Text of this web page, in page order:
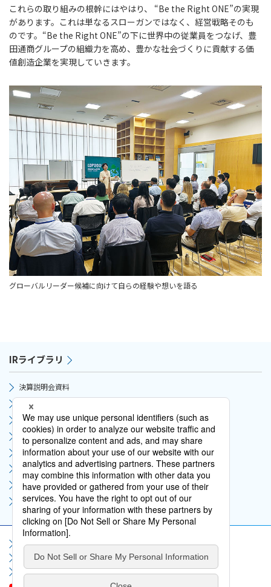
これらの取り組みの根幹にはやはり、 “Be the Right ONE”の実現
があります。これは単なるスローガンではなく、経営戦略そのも
のです。“Be the Right ONE”の下に世界中の従業員をつなげ、豊
田通商グループの組織力を高め、豊かな社会づくりに貢献する価
値創造企業を実現していきます。
グローバルリーダー候補に向けて自らの経験や想いを語る
IRライブラリ
決算説明会資料
IRサポート資料
決算短信
有価証券報告書
統合レポート
報告書（株主通信）
内部統制報告書
用語集
サイトマップ サイト利用規約
個人情報保護方針
ソーシャルメディア利用規約
情報セキュリティポリシー
お問い合わせ
よくいただくご質問